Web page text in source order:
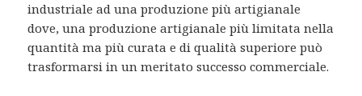
industriale ad una produzione più artigianale
dove, una produzione artigianale più limitata nella
quantità ma più curata e di qualità superiore può
trasformarsi in un meritato successo commerciale.